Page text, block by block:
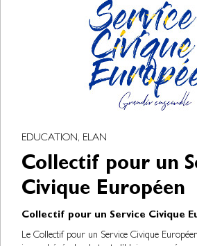
EDUCATION, ELAN
Collectif pour un
Civique Européen
Collectif pour un Service Civique
Le Collectif pour un Service Civique